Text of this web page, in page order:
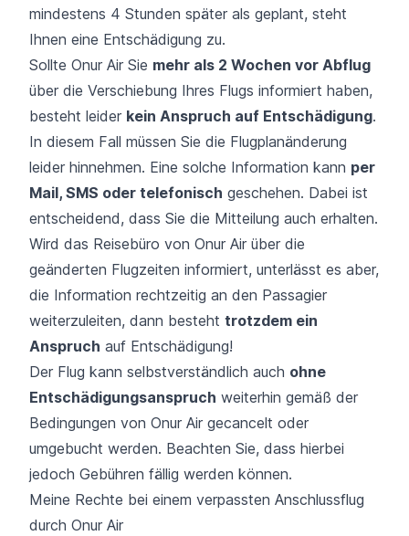
mindestens 4 Stunden später als geplant, steht
Ihnen eine Entschädigung zu.
Sollte Onur Air Sie mehr als 2 Wochen vor Abflug
über die Verschiebung Ihres Flugs informiert haben,
besteht leider kein Anspruch auf Entschädigung.
In diesem Fall müssen Sie die Flugplanänderung
leider hinnehmen. Eine solche Information kann per
Mail, SMS oder telefonisch geschehen. Dabei ist
entscheidend, dass Sie die Mitteilung auch erhalten.
Wird das Reisebüro von Onur Air über die
geänderten Flugzeiten informiert, unterlässt es aber,
die Information rechtzeitig an den Passagier
weiterzuleiten, dann besteht trotzdem ein
Anspruch auf Entschädigung!
Der Flug kann selbstverständlich auch ohne
Entschädigungsanspruch weiterhin gemäß der
Bedingungen von Onur Air gecancelt oder
umgebucht werden. Beachten Sie, dass hierbei
jedoch Gebühren fällig werden können.
Meine Rechte bei einem verpassten Anschlussflug
durch Onur Air